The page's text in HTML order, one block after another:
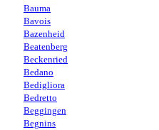
Bauma
Bavois
Bazenheid
Beatenberg
Beckenried
Bedano
Bedigliora
Bedretto
Beggingen
Begnins